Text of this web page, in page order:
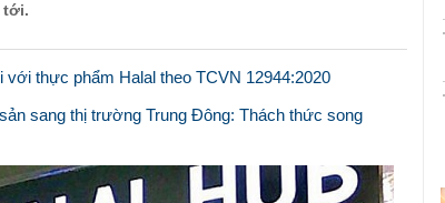
tới.
thực phẩm Halal theo TCVN 12944:2020
sang thị trường Trung Đông: Thách thức song